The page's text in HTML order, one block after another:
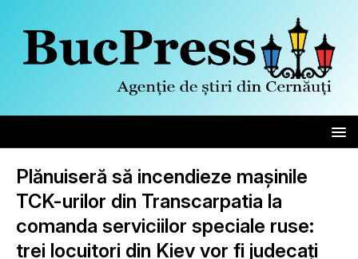
Plănuiseră să incendieze mașinile
TCK-urilor din Transcarpatia la
comanda serviciilor speciale ruse:
trei locuitori din Kiev vor fi judecați